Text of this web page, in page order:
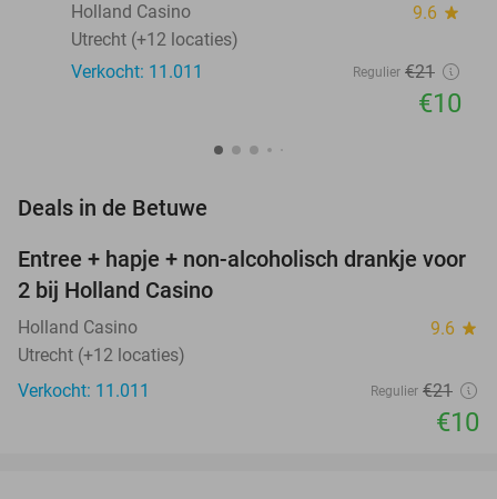
Holland Casino
9.6 star
Utrecht (+12 locaties)
Verkocht: 11.011
Regulier €21
€10
Deals in de Betuwe
52%
Entree + hapje + non-alcoholisch drankje voor
2 bij Holland Casino
Holland Casino 9.6 star
Utrecht (+12 locaties)
Verkocht: 11.011
Regulier €21
€10